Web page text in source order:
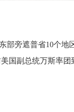
部旁遮普省10个地
国副总统万斯率团